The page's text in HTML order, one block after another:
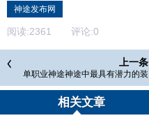
神途发布网
阅读:2361 评论:0
上一条
单职业神途神途中最具有潜力的装
备
相关文章